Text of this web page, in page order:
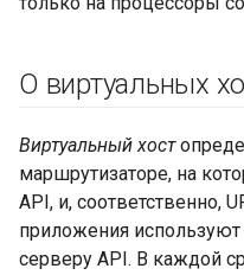
О виртуальных
Виртуальный хост
маршрутизаторе, на
API, и, соответственно,
приложения используют
серверу API. В каждой